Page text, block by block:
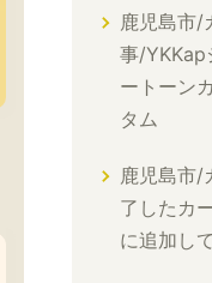
鹿児島市/
事/YKKap
ートーン
タム
鹿児島市/
了したカ
に追加し